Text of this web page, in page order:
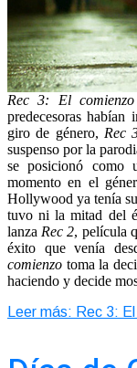
Rec 3: El comienzo
predecesoras
giro de género, Rec
suspenso por la
se posicionó como
momento en el
Hollywood ya tenía
tuvo ni la mitad del
lanza Rec 2, película
éxito que venía
comienzo toma la
haciendo y decide
Leer más: Rec 3: